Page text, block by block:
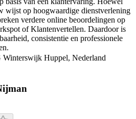
wijst op hoogwaardige dienstverlening
verdere online beoordelingen op
of Klantenvertellen. Daardoor is
consistentie en professionele
Huppel, Nederland